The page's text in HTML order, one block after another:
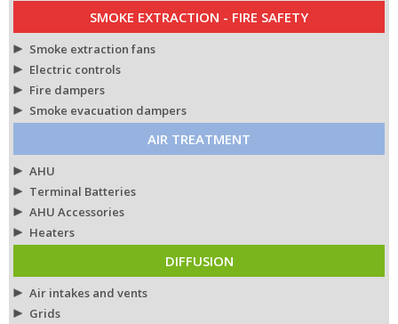
SMOKE EXTRACTION - FIRE SAFETY
Smoke extraction fans
Electric controls
Fire dampers
Smoke evacuation dampers
AIR TREATMENT
AHU
Terminal Batteries
AHU Accessories
Heaters
DIFFUSION
Air intakes and vents
Grids